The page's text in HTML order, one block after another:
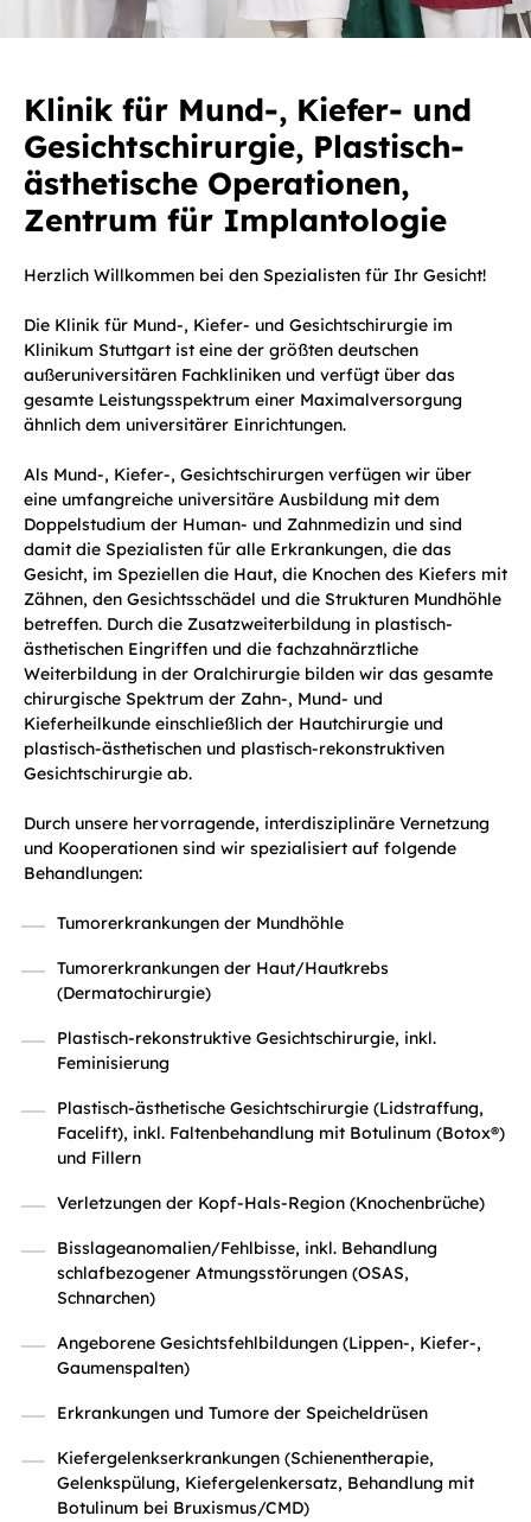
Klinik für Mund-, Kiefer- und
Gesichtschirurgie, Plastisch-
ästhetische Operationen,
Zentrum für Implantologie
Herzlich Willkommen bei den Spezialisten für Ihr Gesicht!
Die Klinik für Mund-, Kiefer- und Gesichtschirurgie im
Klinikum Stuttgart ist eine der größten deutschen
außeruniversitären Fachkliniken und verfügt über das
gesamte Leistungsspektrum einer Maximalversorgung
ähnlich dem universitärer Einrichtungen.
Als Mund-, Kiefer-, Gesichtschirurgen verfügen wir über
eine umfangreiche universitäre Ausbildung mit dem
Doppelstudium der Human- und Zahnmedizin und sind
damit die Spezialisten für alle Erkrankungen, die das
Gesicht, im Speziellen die Haut, die Knochen des Kiefers mit
Zähnen, den Gesichtsschädel und die Strukturen Mundhöhle
betreffen. Durch die Zusatzweiterbildung in plastisch-
ästhetischen Eingriffen und die fachzahnärztliche
Weiterbildung in der Oralchirurgie bilden wir das gesamte
chirurgische Spektrum der Zahn-, Mund- und
Kieferheilkunde einschließlich der Hautchirurgie und
plastisch-ästhetischen und plastisch-rekonstruktiven
Gesichtschirurgie ab.
Durch unsere hervorragende, interdisziplinäre Vernetzung
und Kooperationen sind wir spezialisiert auf folgende
Behandlungen:
Tumorerkrankungen der Mundhöhle
Tumorerkrankungen der Haut/Hautkrebs
(Dermatochirurgie)
Plastisch-rekonstruktive Gesichtschirurgie, inkl.
Feminisierung
Plastisch-ästhetische Gesichtschirurgie (Lidstraffung,
Facelift), inkl. Faltenbehandlung mit Botulinum (Botox®)
und Fillern
Verletzungen der Kopf-Hals-Region (Knochenbrüche)
Bisslageanomalien/Fehlbisse, inkl. Behandlung
schlafbezogener Atmungsstörungen (OSAS,
Schnarchen)
Angeborene Gesichtsfehlbildungen (Lippen-, Kiefer-,
Gaumenspalten)
Erkrankungen und Tumore der Speicheldrüsen
Kiefergelenkserkrankungen (Schienentherapie,
Gelenkspülung, Kiefergelenkersatz, Behandlung mit
Botulinum bei Bruxismus/CMD)